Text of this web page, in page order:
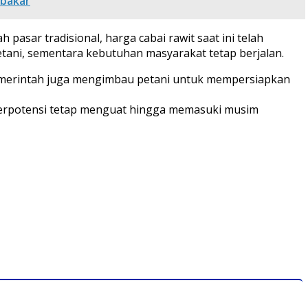
pasar tradisional, harga cabai rawit saat ini telah
sementara kebutuhan masyarakat tetap berjalan.
juga mengimbau petani untuk mempersiapkan
tetap menguat hingga memasuki musim